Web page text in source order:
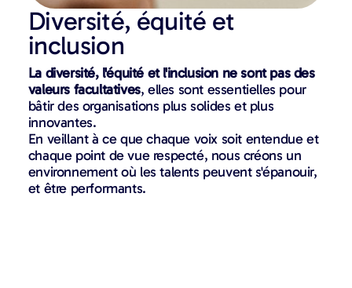
Diversité, équité et
inclusion
La diversité, l'équité et l'inclusion ne sont pas des
valeurs facultatives, elles sont essentielles pour
bâtir des organisations plus solides et plus
innovantes.
En veillant à ce que chaque voix soit entendue et
chaque point de vue respecté, nous créons un
environnement où les talents peuvent s'épanouir,
et être performants.